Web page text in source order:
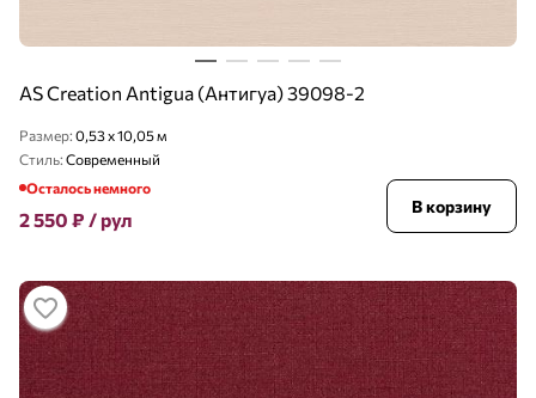
AS Creation Antigua (Антигуа) 39098-2
Размер: 0,53 x 10,05 м
Стиль: Современный
Осталось немного
2 550 ₽ / рул
В корзину